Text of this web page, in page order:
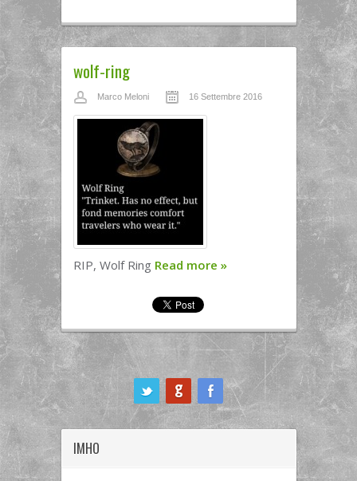
wolf-ring
Marco Meloni 16 Settembre 2016
RIP, Wolf Ring Read more »
IMHO